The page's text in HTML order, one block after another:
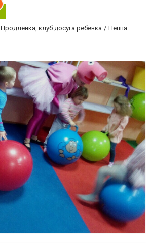
Продлёнка, клуб досуга ребёнка Пеппа